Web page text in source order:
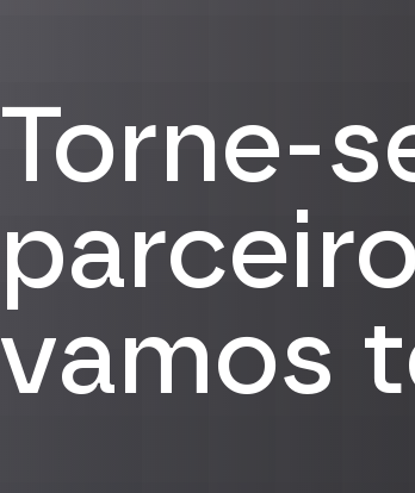
Torne-
vamos